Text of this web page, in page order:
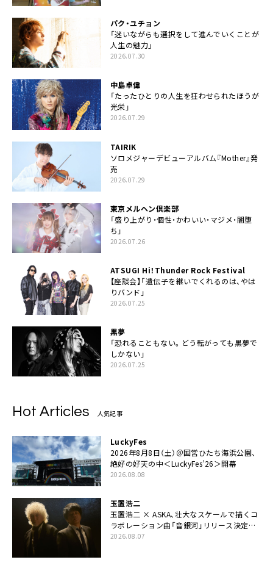
パク・ユチョン
「迷いながらも選択をして進んでいくことが
人生の魅力」
2026.07.30
中島卓偉
「たったひとりの人生を狂わせられたほうが
光栄」
2026.07.29
TAIRIK
ソロメジャーデビューアルバム『Mother』発
売
2026.07.29
東京メルヘン倶楽部
「盛り上がり・個性・かわいい・マジメ・闇堕
ち」
2026.07.26
ATSUGI Hi！Thunder Rock Festival
【座談会】「遺伝子を継いでくれるのは、やは
りバンド」
2026.07.25
黒夢
「恐れることもない。どう転がっても黒夢で
しかない」
2026.07.25
Hot Articles 人気記事
LuckyFes
2026年8月8日（土）＠国営ひたち海浜公園、
絶好の好天の中＜LuckyFes’26＞開幕
2026.08.08
玉置浩二
玉置浩二 × ASKA、壮大なスケールで描くコ
ラボレーション曲「音銀河」リリース決定。
カップリングには新曲「命の宿り」収録も
2026.08.07